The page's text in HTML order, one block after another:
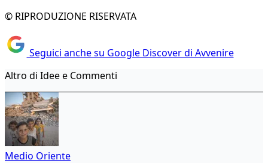
© RIPRODUZIONE RISERVATA
Seguici anche su Google Discover di Avvenire
Altro di Idee e Commenti
Medio Oriente